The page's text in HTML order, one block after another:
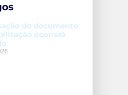
do documento
ocorrerá